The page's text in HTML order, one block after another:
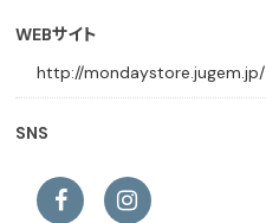
WEBサイト
http://mondaystore.jugem.jp/
SNS